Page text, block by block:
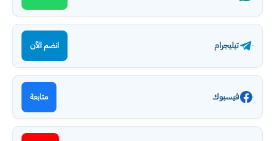
تيليجرام انضم الآن
فيسبوك متابعة